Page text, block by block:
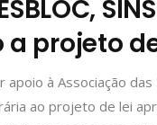
projeto
apoio à Associação
ao projeto de lei